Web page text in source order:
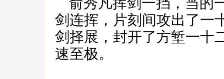
剑连挥，片刻间攻出了一
剑择展，封开了方堑一十
速至极。